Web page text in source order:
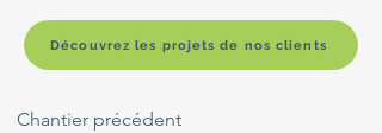
Découvrez les projets de nos clients
Chantier précédent